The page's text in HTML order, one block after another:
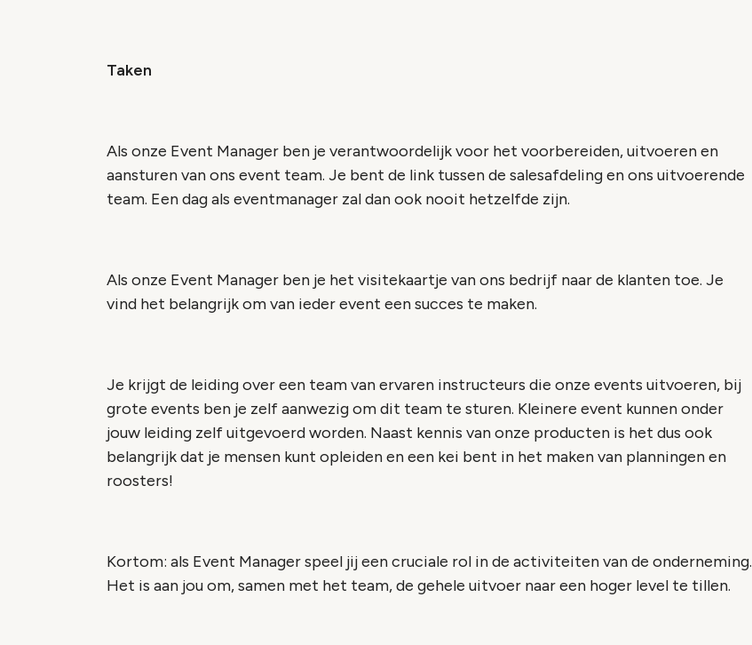
Taken
Als onze Event Manager ben je verantwoordelijk voor het voorbereiden, uitvoeren en
aansturen van ons event team. Je bent de link tussen de salesafdeling en ons uitvoerende
team. Een dag als eventmanager zal dan ook nooit hetzelfde zijn.
Als onze Event Manager ben je het visitekaartje van ons bedrijf naar de klanten toe. Je
vind het belangrijk om van ieder event een succes te maken.
Je krijgt de leiding over een team van ervaren instructeurs die onze events uitvoeren, bij
grote events ben je zelf aanwezig om dit team te sturen. Kleinere event kunnen onder
jouw leiding zelf uitgevoerd worden. Naast kennis van onze producten is het dus ook
belangrijk dat je mensen kunt opleiden en een kei bent in het maken van planningen en
roosters!
Kortom: als Event Manager speel jij een cruciale rol in de activiteiten van de onderneming.
Het is aan jou om, samen met het team, de gehele uitvoer naar een hoger level te tillen.